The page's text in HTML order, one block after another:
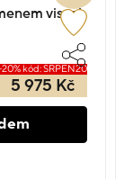
visací
20% kód: SRPEN20
5 975 Kč